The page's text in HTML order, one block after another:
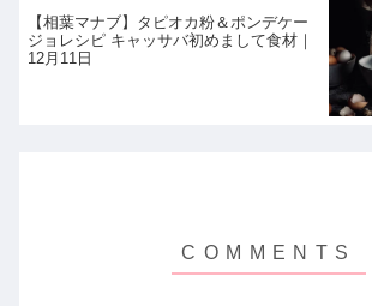
【相葉マナブ】タピオカ粉＆ポンデケー
ジョレシピ キャッサバ初めまして食材｜
12月11日